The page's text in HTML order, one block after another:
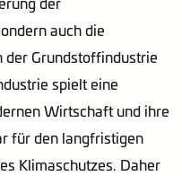
auch die
der Grundstoffindustrie
spielt eine
Wirtschaft und ihre
für den langfristigen
Klimaschutzes. Daher